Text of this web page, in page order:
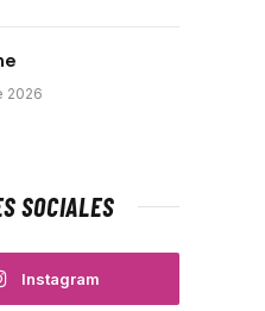
2026
SOCIALES
Instagram